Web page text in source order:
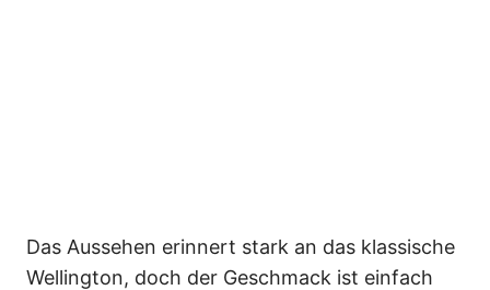
Das Aussehen erinnert stark an das klassische
Wellington, doch der Geschmack ist einfach